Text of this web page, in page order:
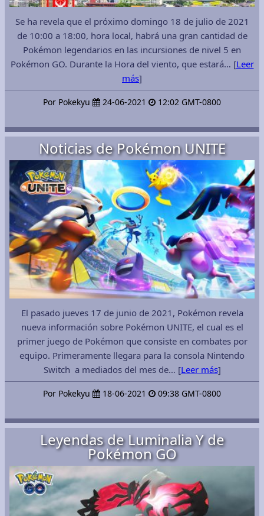
Se ha revela que el próximo domingo 18 de julio de 2021
de 10:00 a 18:00, hora local, habrá una gran cantidad de
Pokémon legendarios en las incursiones de nivel 5 en
Pokémon GO. Durante la Hora del viento, que estará… [Leer
más]
Por Pokekyu 24-06-2021 12:02 GMT-0800
Noticias de Pokémon UNITE
El pasado jueves 17 de junio de 2021, Pokémon revela
nueva información sobre Pokémon UNITE, el cual es el
primer juego de Pokémon que consiste en combates por
equipo. Primeramente llegara para la consola Nintendo
Switch a mediados del mes de… [Leer más]
Por Pokekyu 18-06-2021 09:38 GMT-0800
Leyendas de Luminalia Y de
Pokémon GO